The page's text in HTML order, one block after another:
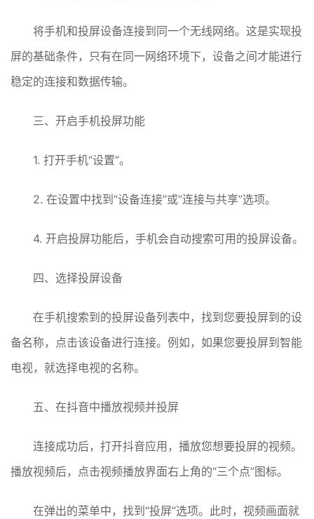
将手机和投屏设备连接到同一个无线网络。这是实现投
屏的基础条件，只有在同一网络环境下，设备之间才能进行
稳定的连接和数据传输。
三、开启手机投屏功能
1. 打开手机“设置”。
2. 在设置中找到“设备连接”或“连接与共享”选项。
4. 开启投屏功能后，手机会自动搜索可用的投屏设备。
四、选择投屏设备
在手机搜索到的投屏设备列表中，找到您要投屏到的设
备名称，点击该设备进行连接。例如，如果您要投屏到智能
电视，就选择电视的名称。
五、在抖音中播放视频并投屏
连接成功后，打开抖音应用，播放您想要投屏的视频。
播放视频后，点击视频播放界面右上角的“三个点”图标。
在弹出的菜单中，找到“投屏”选项。此时，视频画面就